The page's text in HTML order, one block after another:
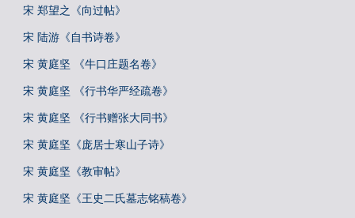
宋 郑望之《向过帖》
宋 陆游《自书诗卷》
宋 黄庭坚 《牛口庄题名卷》
宋 黄庭坚 《行书华严经疏卷》
宋 黄庭坚 《行书赠张大同书》
宋 黄庭坚《庞居士寒山子诗》
宋 黄庭坚《教审帖》
宋 黄庭坚《王史二氏墓志铭稿卷》